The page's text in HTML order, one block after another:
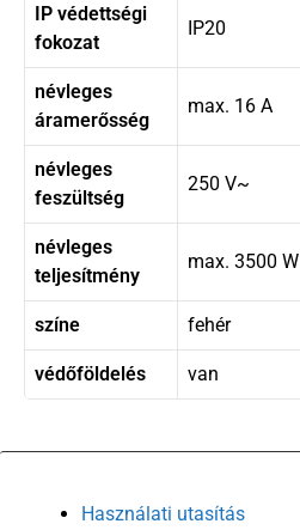
IP védettségi
fokozat
IP20
névleges
áramerősség
max. 16 A
névleges
feszültség
250 V~
névleges
teljesítmény
max. 3500 W
színe fehér
védőföldelés van
Használati utasítás